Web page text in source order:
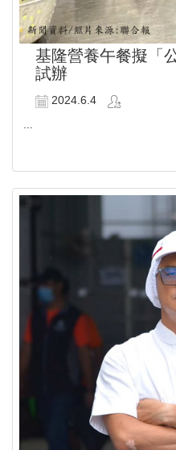
基隆營養午餐擬「
試辦
2024.6.4
...